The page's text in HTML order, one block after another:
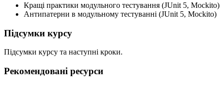
Кращі практики модульного тестування (JUnit 5, Mockito)
Антипатерни в модульному тестуванні (JUnit 5, Mockito)
Підсумки курсу
Підсумки курсу та наступні кроки.
Рекомендовані ресурси